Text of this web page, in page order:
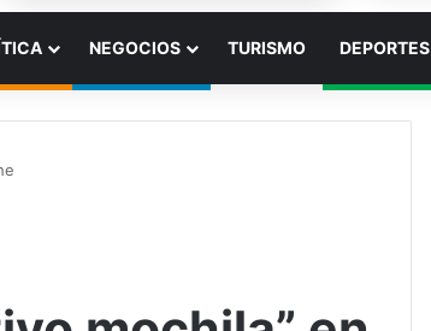
NEGOCIOS TURISMO DEPORTES